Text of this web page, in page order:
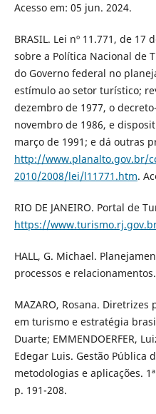
Acesso em: 05 jun. 2024.
BRASIL. Lei nº 11.771, de
sobre a Política Nacional de
do Governo federal no
estímulo ao setor turístico;
dezembro de 1977, o
novembro de 1986, e
março de 1991; e dá outras
http://www.planalto.gov.br/
2010/2008/lei/l11771.htm.
RIO DE JANEIRO. Portal de
https://
HALL, G. Michael.
processos e
MAZARO, Rosana.
em turismo e estratégia
Duarte; EMMENDOERFER,
Edegar Luis. Gestão Pública
metodologias e aplicações.
p. 191-208.